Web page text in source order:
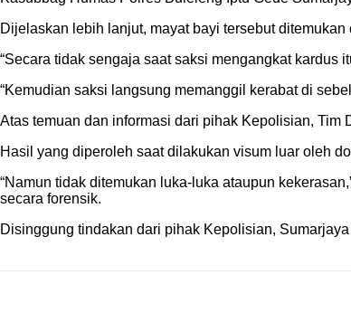
Dijelaskan lebih lanjut, mayat bayi tersebut
“Secara tidak sengaja saat saksi mengangkat kardus
“Kemudian saksi langsung memanggil kerabat di
Atas temuan dan informasi dari pihak Kepolisian,
Hasil yang diperoleh saat dilakukan visum luar oleh
“Namun tidak ditemukan luka-luka ataupun
secara forensik.
Disinggung tindakan dari pihak Kepolisian,